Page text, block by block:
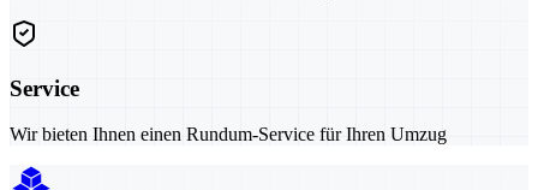
Service
Wir bieten Ihnen einen Rundum-Service für Ihren Umzug